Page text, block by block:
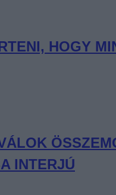
HOGY
INTERJÚ